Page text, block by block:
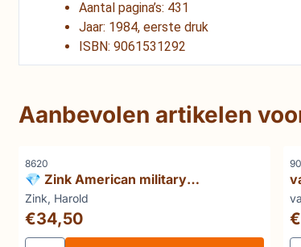
Aantal pagina’s: 431
Jaar: 1984, eerste druk
ISBN: 9061531292
Aanbevolen artikelen
Artikelnummer
8620
💎 Zink American military
government in Germany
Merk:
Zink, Harold
Prijs: 34,50
€34,50